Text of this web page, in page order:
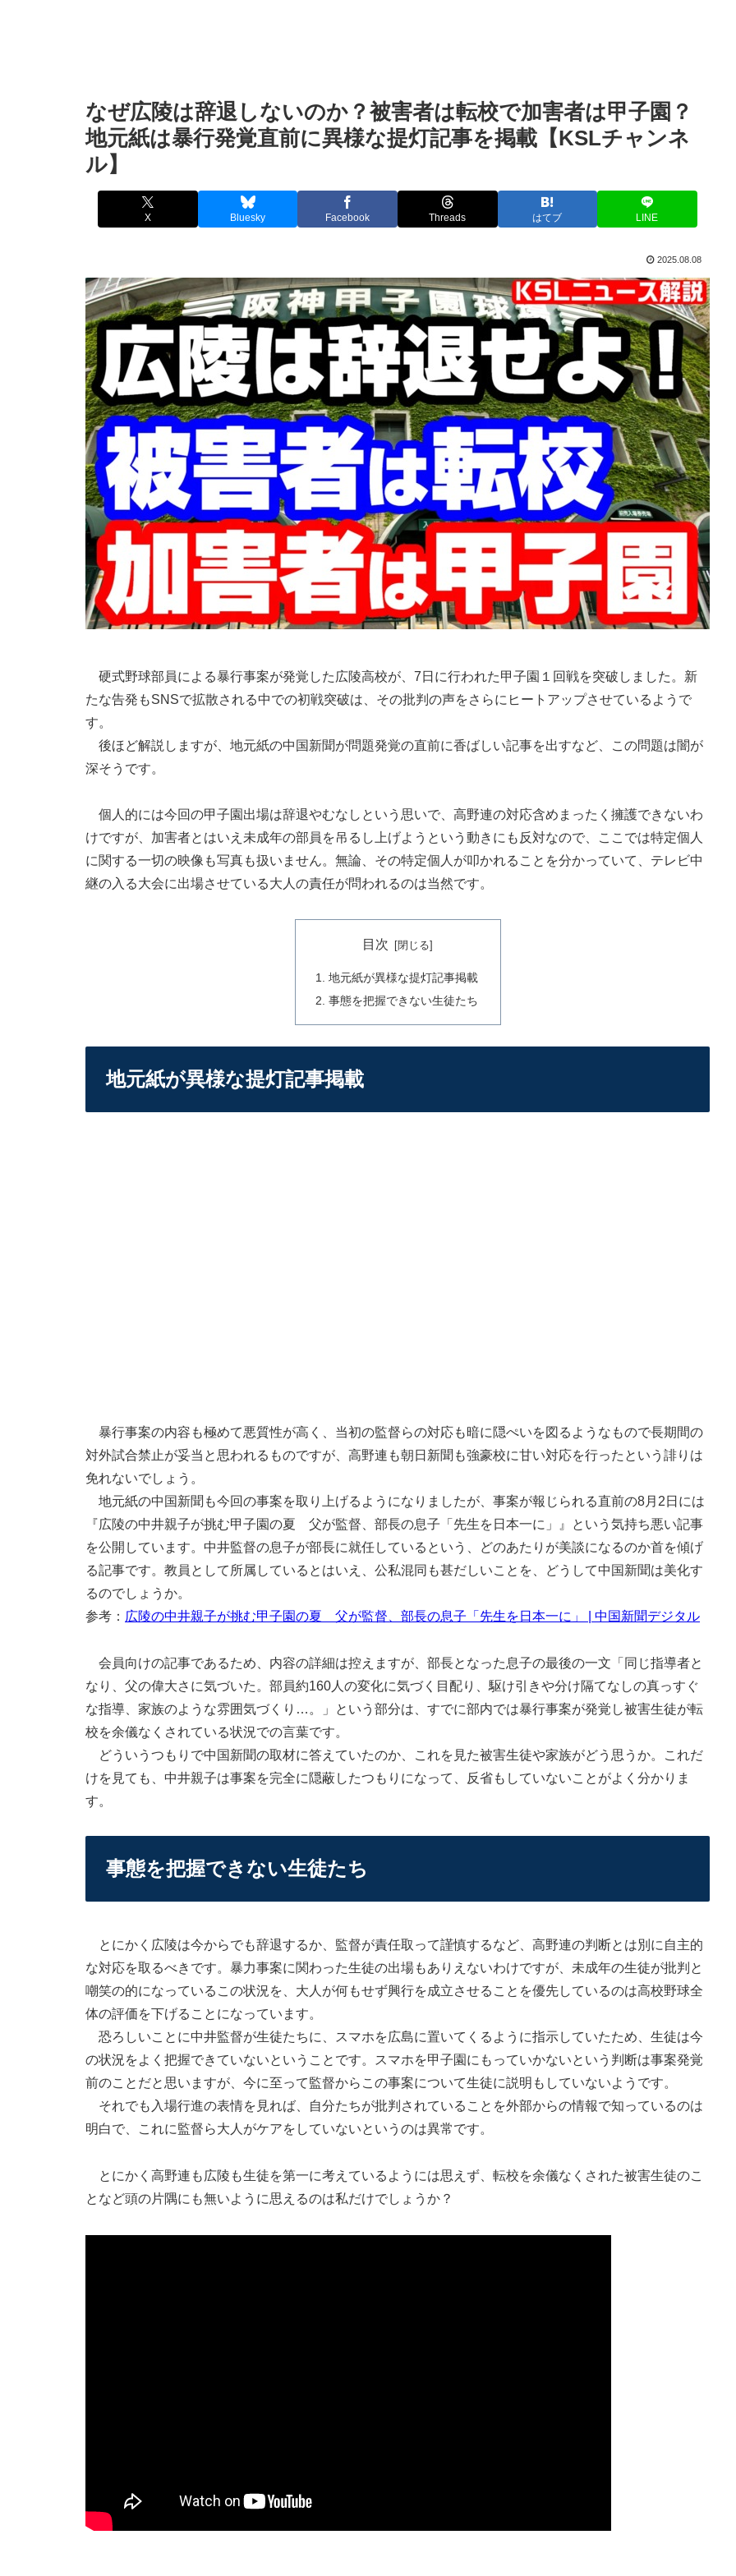
なぜ広陵は辞退しないのか？被害者は転校で加害者は甲子園？
地元紙は暴行発覚直前に異様な提灯記事を掲載【KSLチャンネ
ル】
X Bluesky Facebook Threads はてブ LINE
2025.08.08
硬式野球部員による暴行事案が発覚した広陵高校が、7日に行われた甲子園１回戦を突破しました。新
たな告発もSNSで拡散される中での初戦突破は、その批判の声をさらにヒートアップさせているようで
す。
後ほど解説しますが、地元紙の中国新聞が問題発覚の直前に香ばしい記事を出すなど、この問題は闇が
深そうです。
個人的には今回の甲子園出場は辞退やむなしという思いで、高野連の対応含めまったく擁護できないわ
けですが、加害者とはいえ未成年の部員を吊るし上げようという動きにも反対なので、ここでは特定個人
に関する一切の映像も写真も扱いません。無論、その特定個人が叩かれることを分かっていて、テレビ中
継の入る大会に出場させている大人の責任が問われるのは当然です。
目次
地元紙が異様な提灯記事掲載
事態を把握できない生徒たち
地元紙が異様な提灯記事掲載
暴行事案の内容も極めて悪質性が高く、当初の監督らの対応も暗に隠ぺいを図るようなもので長期間の
対外試合禁止が妥当と思われるものですが、高野連も朝日新聞も強豪校に甘い対応を行ったという誹りは
免れないでしょう。
地元紙の中国新聞も今回の事案を取り上げるようになりましたが、事案が報じられる直前の8月2日には
『広陵の中井親子が挑む甲子園の夏 父が監督、部長の息子「先生を日本一に」』という気持ち悪い記事
を公開しています。中井監督の息子が部長に就任しているという、どのあたりが美談になるのか首を傾げ
る記事です。教員として所属しているとはいえ、公私混同も甚だしいことを、どうして中国新聞は美化す
るのでしょうか。
参考： 広陵の中井親子が挑む甲子園の夏 父が監督、部長の息子「先生を日本一に」 | 中国新聞デジタル
会員向けの記事であるため、内容の詳細は控えますが、部長となった息子の最後の一文「同じ指導者と
なり、父の偉大さに気づいた。部員約160人の変化に気づく目配り、駆け引きや分け隔てなしの真っすぐ
な指導、家族のような雰囲気づくり…。」という部分は、すでに部内では暴行事案が発覚し被害生徒が転
校を余儀なくされている状況での言葉です。
どういうつもりで中国新聞の取材に答えていたのか、これを見た被害生徒や家族がどう思うか。これだ
けを見ても、中井親子は事案を完全に隠蔽したつもりになって、反省もしていないことがよく分かりま
す。
事態を把握できない生徒たち
とにかく広陵は今からでも辞退するか、監督が責任取って謹慎するなど、高野連の判断とは別に自主的
な対応を取るべきです。暴力事案に関わった生徒の出場もありえないわけですが、未成年の生徒が批判と
嘲笑の的になっているこの状況を、大人が何もせず興行を成立させることを優先しているのは高校野球全
体の評価を下げることになっています。
恐ろしいことに中井監督が生徒たちに、スマホを広島に置いてくるように指示していたため、生徒は今
の状況をよく把握できていないということです。スマホを甲子園にもっていかないという判断は事案発覚
前のことだと思いますが、今に至って監督からこの事案について生徒に説明もしていないようです。
それでも入場行進の表情を見れば、自分たちが批判されていることを外部からの情報で知っているのは
明白で、これに監督ら大人がケアをしていないというのは異常です。
とにかく高野連も広陵も生徒を第一に考えているようには思えず、転校を余儀なくされた被害生徒のこ
となど頭の片隅にも無いように思えるのは私だけでしょうか？